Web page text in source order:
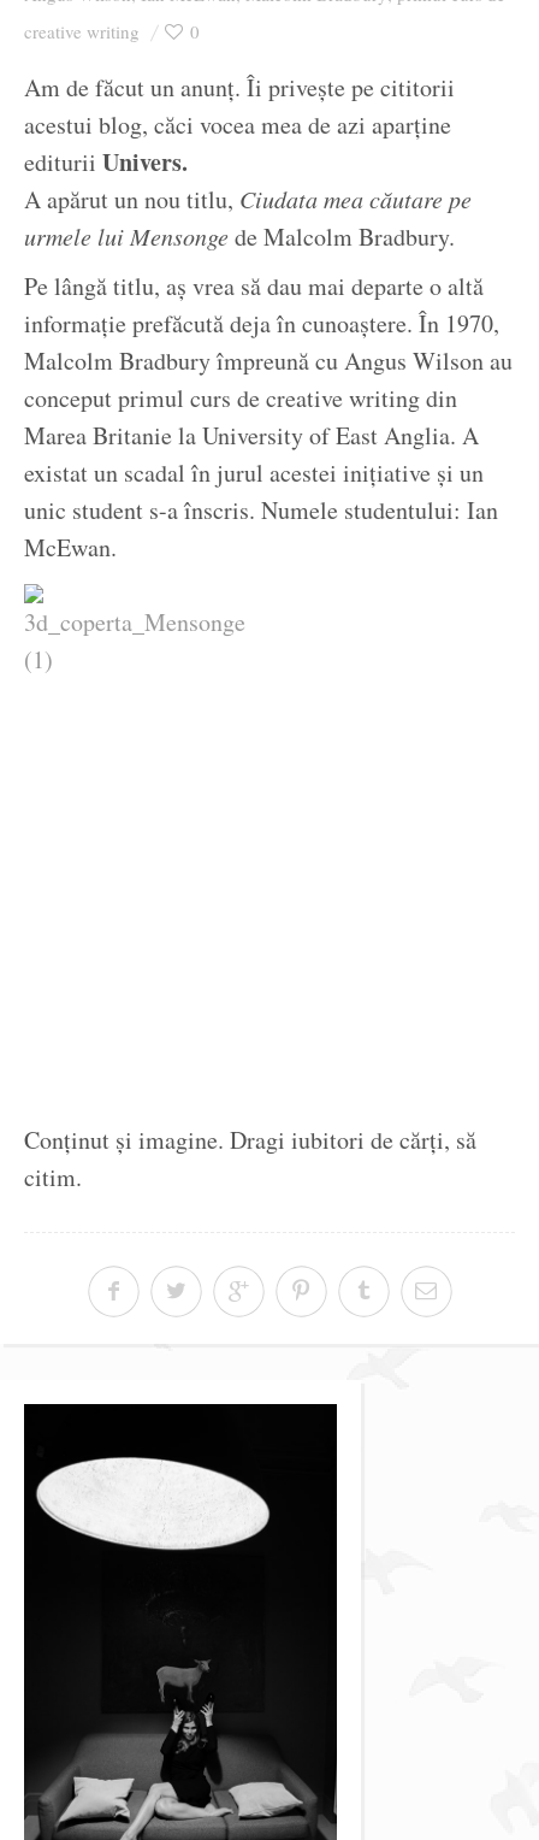
creative writing
0
Am de făcut un anunț. Îi privește pe cititorii
acestui blog, căci vocea mea de azi aparține
editurii Univers.
A apărut un nou titlu, Ciudata mea căutare pe
urmele lui Mensongede Malcolm Bradbury.
Pe lângă titlu, aș vrea să dau mai departe o altă
informație prefăcută deja în cunoaștere. În 1970,
Malcolm Bradbury împreună cu Angus Wilson au
conceput primul curs de creative writing din
Marea Britanie la University of East Anglia. A
existat un scadal în jurul acestei inițiative și un
unic student s-a înscris. Numele studentului: Ian
McEwan.
Conținut și imagine. Dragi iubitori de cărți, să
citim.